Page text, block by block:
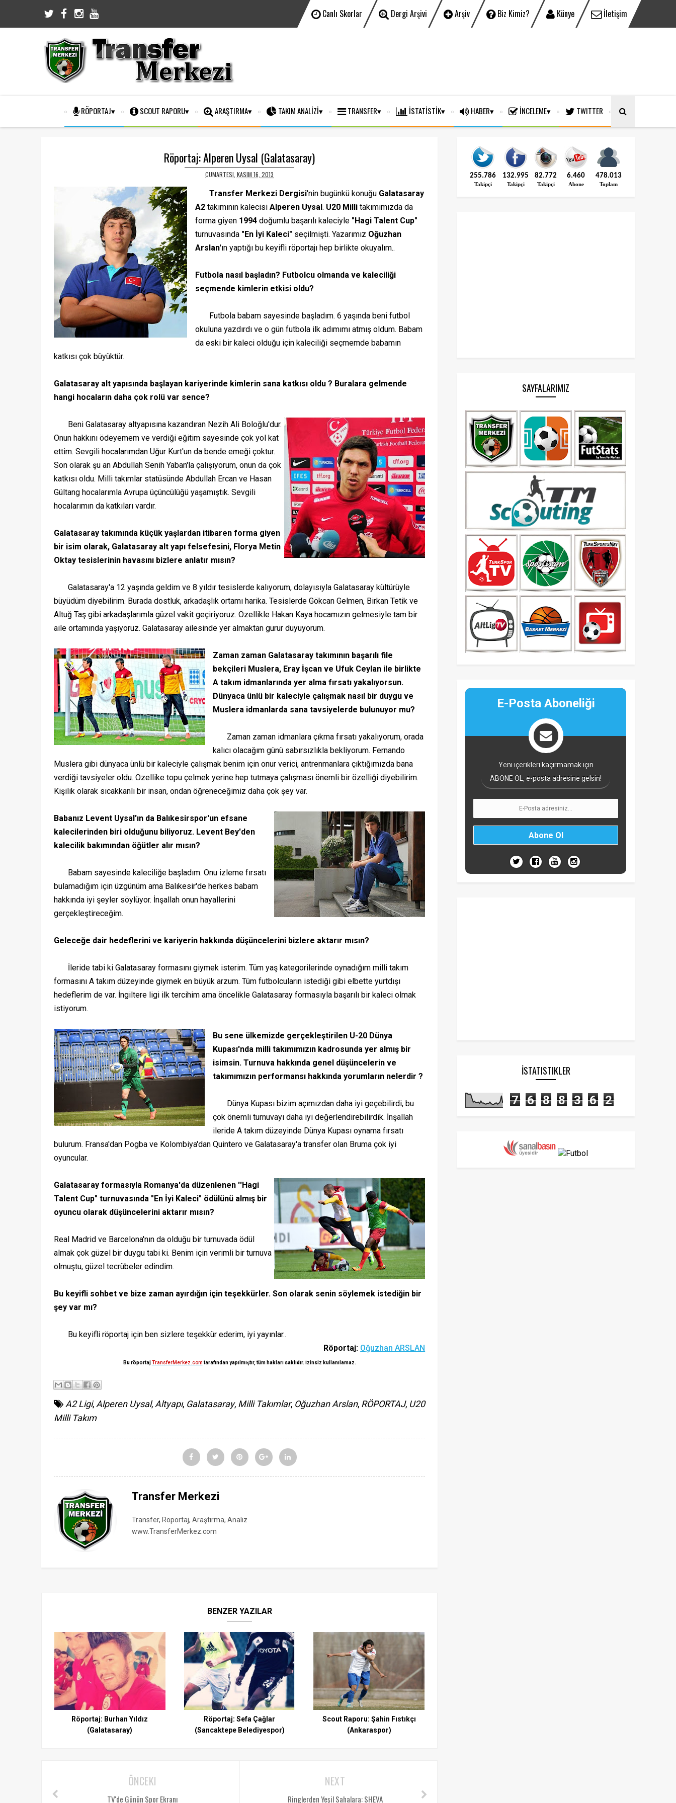
Canlı Skorlar Dergi Arşivi Arşiv Biz Kimiz? Künye İletişim
RÖPORTAJ SCOUT RAPORU ARAŞTIRMA TAKIM ANALİZİ TRANSFER İSTATİSTİK HABER İNCELEME TWITTER
Röportaj: Alperen Uysal (Galatasaray)
CUMARTESI, KASIM 16, 2013
Transfer Merkezi Dergisi'nin bugünkü konuğu Galatasaray
A2 takımının kalecisi Alperen Uysal. U20 Milli takımımızda da
forma giyen 1994 doğumlu başarılı kaleciyle "Hagi Talent Cup"
turnuvasında "En İyi Kaleci" seçilmişti. Yazarımız Oğuzhan
Arslan'ın yaptığı bu keyifli röportajı hep birlikte okuyalım..
Futbola nasıl başladın? Futbolcu olmanda ve kaleciliği
seçmende kimlerin etkisi oldu?
Futbola babam sayesinde başladım. 6 yaşında beni futbol
okuluna yazdırdı ve o gün futbola ilk adımımı atmış oldum. Babam
da eski bir kaleci olduğu için kaleciliği seçmemde babamın
katkısı çok büyüktür.
Galatasaray alt yapısında başlayan kariyerinde kimlerin sana katkısı oldu ? Buralara gelmende
hangi hocaların daha çok rolü var sence?
Beni Galatasaray altyapısına kazandıran Nezih Ali Boloğlu'dur.
Onun hakkını ödeyemem ve verdiği eğitim sayesinde çok yol kat
ettim. Sevgili hocalarımdan Uğur Kurt'un da bende emeği çoktur.
Son olarak şu an Abdullah Senih Yaban'la çalışıyorum, onun da çok
katkısı oldu. Milli takımlar statüsünde Abdullah Ercan ve Hasan
Gültang hocalarımla Avrupa üçüncülüğü yaşamıştık. Sevgili
hocalarımın da katkıları vardır.
Galatasaray takımında küçük yaşlardan itibaren forma giyen
bir isim olarak, Galatasaray alt yapı felsefesini, Florya Metin
Oktay tesislerinin havasını bizlere anlatır mısın?
Galatasaray'a 12 yaşında geldim ve 8 yıldır tesislerde kalıyorum, dolayısıyla Galatasaray kültürüyle
büyüdüm diyebilirim. Burada dostluk, arkadaşlık ortamı harika. Tesislerde Gökcan Gelmen, Birkan Tetik ve
Altuğ Taş gibi arkadaşlarımla güzel vakit geçiriyoruz. Özellikle Hakan Kaya hocamızın gelmesiyle tam bir
aile ortamında yaşıyoruz. Galatasaray ailesinde yer almaktan gurur duyuyorum.
Zaman zaman Galatasaray takımının başarılı file
bekçileri Muslera, Eray İşcan ve Ufuk Ceylan ile birlikte
A takım idmanlarında yer alma fırsatı yakalıyorsun.
Dünyaca ünlü bir kaleciyle çalışmak nasıl bir duygu ve
Muslera idmanlarda sana tavsiyelerde bulunuyor mu?
Zaman zaman idmanlara çıkma fırsatı yakalıyorum, orada
kalıcı olacağım günü sabırsızlıkla bekliyorum. Fernando
Muslera gibi dünyaca ünlü bir kaleciyle çalışmak benim için onur verici, antrenmanlara çıktığımızda bana
verdiği tavsiyeler oldu. Özellike topu çelmek yerine hep tutmaya çalışması önemli bir özelliği diyebilirim.
Kişilik olarak sıcakkanlı bir insan, ondan öğreneceğimiz daha çok şey var.
Babanız Levent Uysal'ın da Balıkesirspor'un efsane
kalecilerinden biri olduğunu biliyoruz. Levent Bey'den
kalecilik bakımından öğütler alır mısın?
Babam sayesinde kaleciliğe başladım. Onu izleme fırsatı
bulamadığım için üzgünüm ama Balıkesir'de herkes babam
hakkında iyi şeyler söylüyor. İnşallah onun hayallerini
gerçekleştireceğim.
Geleceğe dair hedeflerini ve kariyerin hakkında düşüncelerini bizlere aktarır mısın?
İleride tabi ki Galatasaray formasını giymek isterim. Tüm yaş kategorilerinde oynadığım milli takım
formasını A takım düzeyinde giymek en büyük arzum. Tüm futbolcuların istediği gibi elbette yurtdışı
hedeflerim de var. İngiltere ligi ilk tercihim ama öncelikle Galatasaray formasıyla başarılı bir kaleci olmak
istiyorum.
Bu sene ülkemizde gerçekleştirilen U-20 Dünya
Kupası'nda milli takımımızın kadrosunda yer almış bir
isimsin. Turnuva hakkında genel düşüncelerin ve
takımımızın performansı hakkında yorumların nelerdir ?
Dünya Kupası bizim açımızdan daha iyi geçebilirdi, bu
çok önemli turnuvayı daha iyi değerlendirebilirdik. İnşallah
ileride A takım düzeyinde Dünya Kupası oynama fırsatı
bulurum. Fransa'dan Pogba ve Kolombiya'dan Quintero ve Galatasaray'a transfer olan Bruma çok iyi
oyuncular.
Galatasaray formasıyla Romanya'da düzenlenen ''Hagi
Talent Cup" turnuvasında "En İyi Kaleci" ödülünü almış bir
oyuncu olarak düşüncelerini aktarır mısın?
Real Madrid ve Barcelona'nın da olduğu bir turnuvada ödül
almak çok güzel bir duygu tabi ki. Benim için verimli bir turnuva
olmuştu, güzel tecrübeler edindim.
Bu keyifli sohbet ve bize zaman ayırdığın için teşekkürler. Son olarak senin söylemek istediğin bir
şey var mı?
Bu keyifli röportaj için ben sizlere teşekkür ederim, iyi yayınlar..
Röportaj: Oğuzhan ARSLAN
Bu röportajTransferMerkez.com tarafından yapılmıştır, tüm hakları sakl ıdır. İzinsiz kullanılamaz.
A2 Ligi, Alperen Uysal, Altyapı, Galatasaray, Milli Takımlar, Oğuzhan Arslan, RÖPORTAJ, U20
Milli Takım
Transfer Merkezi
Transfer, Röportaj, Araştırma, Analiz
www.TransferMerkez.com
BENZER YAZILAR
Röportaj: Burhan Yıldız
(Galatasaray)
Röportaj: Sefa Çağlar
(Sancaktepe Belediyespor)
Scout Raporu: Şahin Fıstıkçı
(Ankaraspor)
NEXT
Ringlerden Yeşil Sahalara: SHEVA
ÖNCEKI
TV'de Günün Spor Ekranı
255.786
Takipçi
132.995
Takipçi
82.772
Takipçi
6.460
Abone
478.013
Toplam
SAYFALARIMIZ
E-Posta Aboneliği
Yeni içerikleri kaçırmamak için
ABONE OL, e-posta adresine gelsin!
İSTATISTIKLER
7 6 8 8 3 6 2